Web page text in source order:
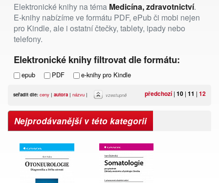
Elektronické knihy na téma Medicína, zdravotnictví.
E-knihy nabízíme ve formátu PDF, ePub či mobi nejen
pro Kindle, ale i ostatní čtečky, tablety, ipady nebo
telefony.
Elektronické knihy filtrovat dle formátu:
epub PDF e-knihy pro Kindle
předchozí| 10 | 11 | 12
seřadit dle: ceny | autora | názvu | vzestupně
Nejprodávanější v této kategorii